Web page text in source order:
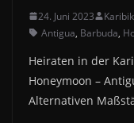
24. Juni 2023
Antigua, Barbuda,
Heiraten in der
Honeymoon –
Alternativen